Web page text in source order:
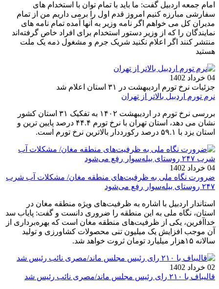
امام جمعه اردبیل گفت: ما باید با تمام توان با استخدام های
سفارشی مبارزه کنیم امروز قدم اول را برمی داریم من از تمام
مدیران کل می خواهم اگر نامه وزیر به آنها آمده تمام نامه های
نمایندگان را که از وزیر دستور استخدام برای افراد خاص گرفته‌اند
منتشر کنند اگر اعلام نکنید شریک جرم و مشغول ذمه یک ملت
هستید
04 خرداد 1402
جزئیات نرخ تورم اردیبهشت در ۳۱ استان اعلام شد
نرم تورم اردبیل بالاتر از تهران
بررسی نرخ تورم در اردیبهشت ۱۴۰۲ به تفکیک ۳۱ استان کشور
نشان می دهد، استان تهران با نرخ تورم ۴۴.۴ درصد پایین ترین و
استان یزد با ۵۹.۱ درصد رکورددار بالاترین نرخ تورم است.
04 خرداد 1402
ضرورت نگاه ملی به ظرفیت‌های منطقه مغان/ مشکلات آب شرب
۲۴۷ روستای بیله‌سوار رفع می‌شود
استاندار اردبیل با اشاره به ظرفیت‌های ویژه منطقه مغان در
استان، نگاه ملی به این منطقه را ضروری دانست و گفت: پایاب سد
خداآفرین، یکی از ظرفیت‌های منطقه مغان است که بهره‌برداری از
آن موجب افزایش یک میلیون تنی محصولات کشاورزی و تولید
سالانه ۱۵هزار میلیارد تومان ثروت خواهد شد.
02 خرداد 1402
قالیباف با ۲۱۰ رای رئیس مجلس ماند/مصری نائب رئیس شد